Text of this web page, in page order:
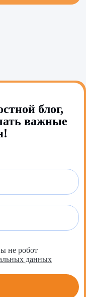
блог,
важные
не робот
данных